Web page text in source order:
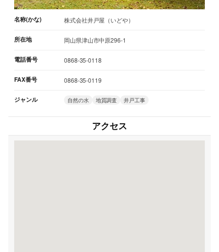
名称(かな) 株式会社井戸屋（いどや）
所在地 岡山県津山市中原296-1
電話番号 0868-35-0118
FAX番号 0868-35-0119
ジャンル 自然の水 地質調査 井戸工事
アクセス